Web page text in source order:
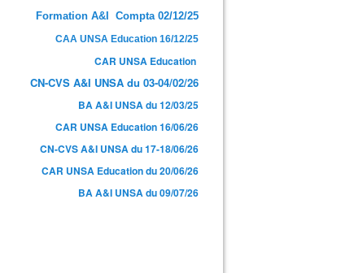
Formation A&I Compta 02/12/25
CAA UNSA Education 16/12/25
CAR UNSA Education
CN-CVS A&I UNSA du 03-04/02/26
BA A&I UNSA du 12/03/25
CAR UNSA Education 16/06/26
CN-CVS A&I UNSA du 17-18/06/26
CAR UNSA Education du 20/06/26
BA A&I UNSA du 09/07/26